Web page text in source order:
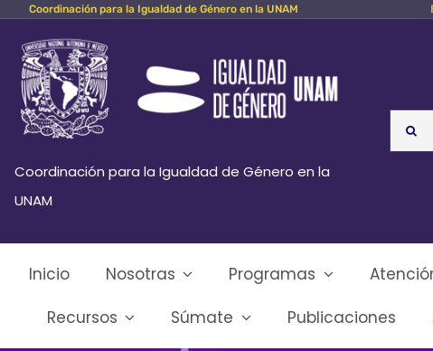
Skip
content
Coordinación para la Igualdad de Género en la UNAM
Coordinación para la Igualdad de Género en la
UNAM
Search
for:
Inicio Nosotras Programas
Recursos
Súmate Publicaciones